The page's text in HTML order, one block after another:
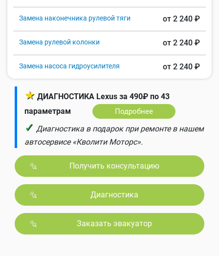
Замена наконечника рулевой тяги от 2 240 ₽
Замена рулевой колонки от 2 240 ₽
Замена насоса гидроусилителя от 2 240 ₽
★ ДИАГНОСТИКА Lexus за 490₽ по 43
параметрам
Подробнее
✓ Диагностика в подарок при ремонте в нашем
автосервисе «Кволити Моторс».
Получить консультацию
Диагностика
Заказать эвакуатор